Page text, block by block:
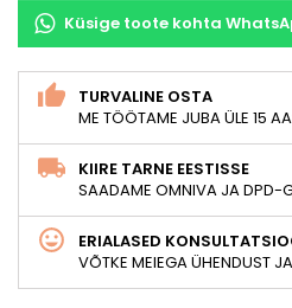
Küsige toote kohta
TURVALINE OSTA
ME TÖÖTAME JUBA ÜLE 15
KIIRE TARNE EESTISSE
SAADAME OMNIVA JA DPD-
ERIALASED
VÕTKE MEIEGA ÜHENDUST